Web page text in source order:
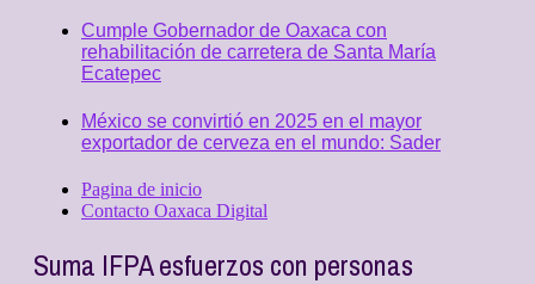
Cumple Gobernador de Oaxaca con
rehabilitación de carretera de Santa María
Ecatepec
México se convirtió en 2025 en el mayor
exportador de cerveza en el mundo: Sader
Pagina de inicio
Contacto Oaxaca Digital
Suma IFPA esfuerzos con personas